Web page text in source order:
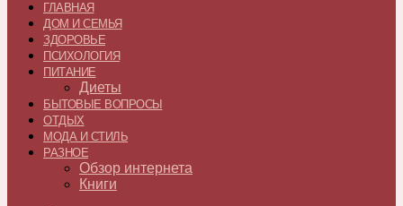
ГЛАВНАЯ
ДОМ И СЕМЬЯ
ЗДОРОВЬЕ
ПСИХОЛОГИЯ
ПИТАНИЕ
Диеты
БЫТОВЫЕ ВОПРОСЫ
ОТДЫХ
МОДА И СТИЛЬ
РАЗНОЕ
Обзор интернета
Книги